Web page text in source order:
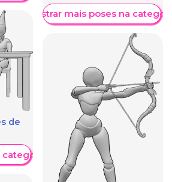
de
Mostrar mais poses na